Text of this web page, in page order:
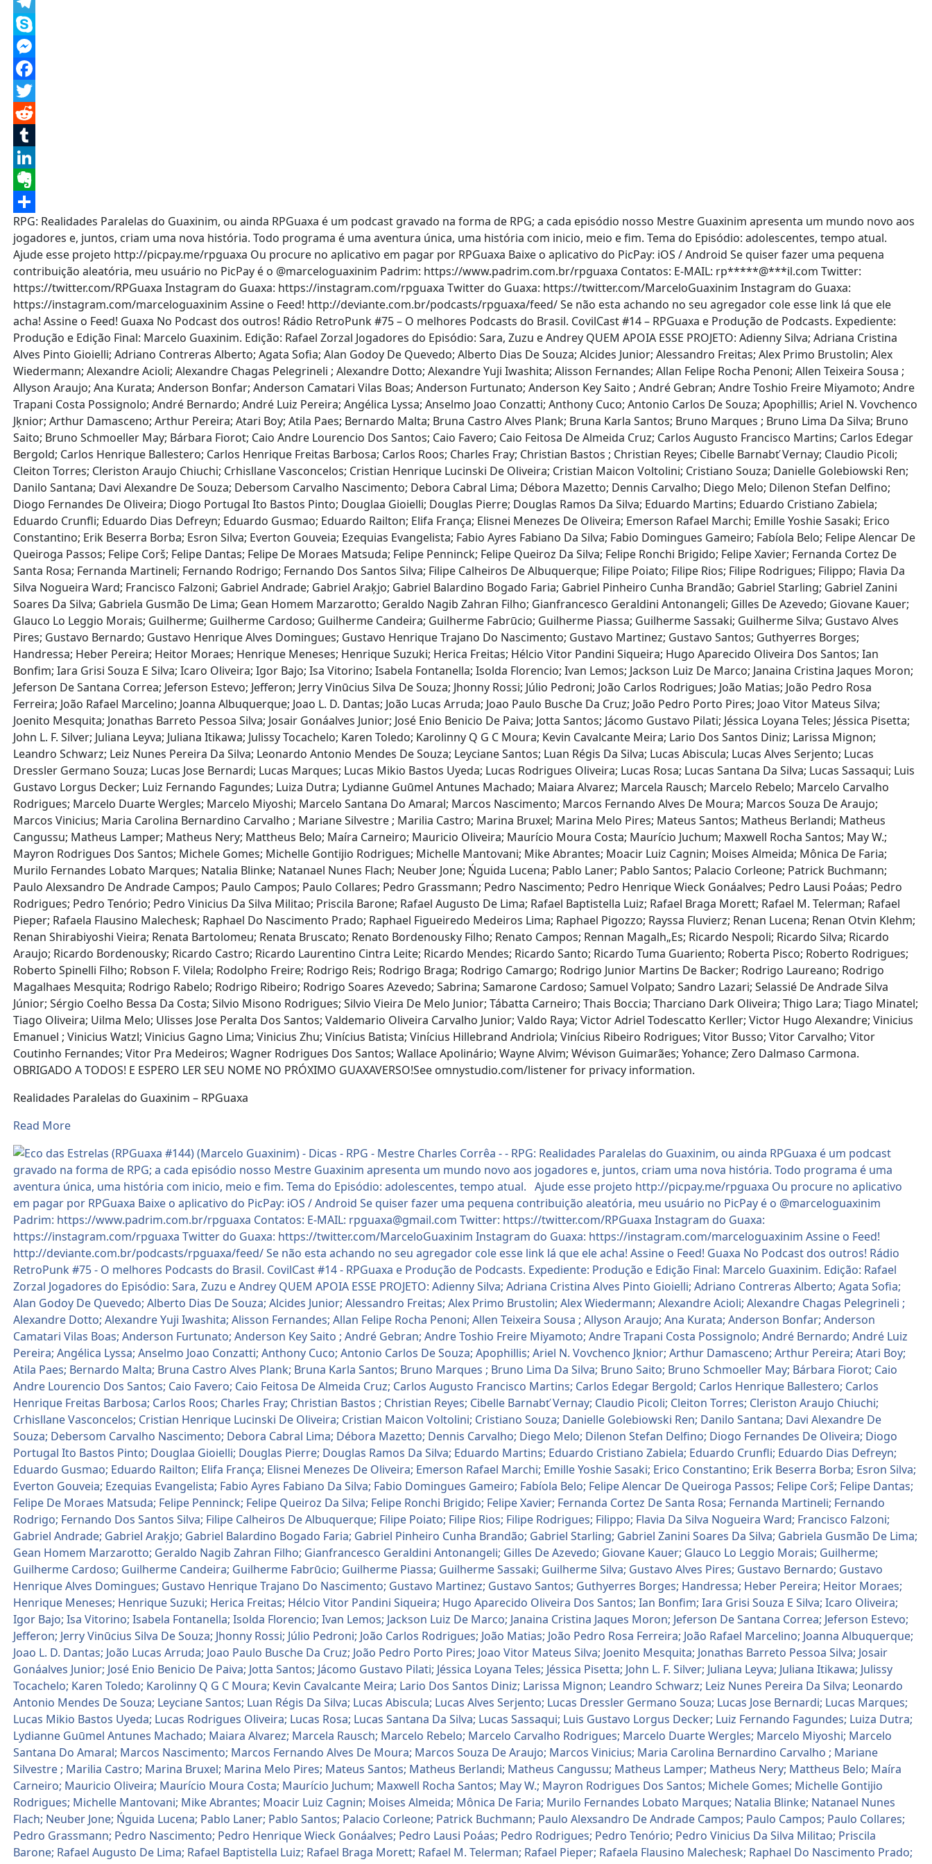
Telegram
Skype
Messenger
Facebook
Twitter
Reddit
Tumblr
LinkedIn
Evernote
Share
RPG: Realidades Paralelas do Guaxinim, ou ainda RPGuaxa é um podcast gravado na forma de RPG; a cada episódio nosso Mestre Guaxinim apresenta um mundo novo aos
jogadores e, juntos, criam uma nova história. Todo programa é uma aventura única, uma história com inicio, meio e fim. Tema do Episódio: adolescentes, tempo atual.
Ajude esse projeto http://picpay.me/rpguaxa Ou procure no aplicativo em pagar por RPGuaxa Baixe o aplicativo do PicPay: iOS / Android Se quiser fazer uma pequena
contribuição aleatória, meu usuário no PicPay é o @marceloguaxinim Padrim: https://www.padrim.com.br/rpguaxa Contatos: E-MAIL: rp*****@***il.com Twitter:
https://twitter.com/RPGuaxa Instagram do Guaxa: https://instagram.com/rpguaxa Twitter do Guaxa: https://twitter.com/MarceloGuaxinim Instagram do Guaxa:
https://instagram.com/marceloguaxinim Assine o Feed! http://deviante.com.br/podcasts/rpguaxa/feed/ Se não esta achando no seu agregador cole esse link lá que ele
acha! Assine o Feed! Guaxa No Podcast dos outros! Rádio RetroPunk #75 – O melhores Podcasts do Brasil. CovilCast #14 – RPGuaxa e Produção de Podcasts. Expediente:
Produção e Edição Final: Marcelo Guaxinim. Edição: Rafael Zorzal Jogadores do Episódio: Sara, Zuzu e Andrey QUEM APOIA ESSE PROJETO: Adienny Silva; Adriana Cristina
Alves Pinto Gioielli; Adriano Contreras Alberto; Agata Sofia; Alan Godoy De Quevedo; Alberto Dias De Souza; Alcides Junior; Alessandro Freitas; Alex Primo Brustolin; Alex
Wiedermann; Alexandre Acioli; Alexandre Chagas Pelegrineli ; Alexandre Dotto; Alexandre Yuji Iwashita; Alisson Fernandes; Allan Felipe Rocha Penoni; Allen Teixeira Sousa ;
Allyson Araujo; Ana Kurata; Anderson Bonfar; Anderson Camatari Vilas Boas; Anderson Furtunato; Anderson Key Saito ; André Gebran; Andre Toshio Freire Miyamoto; Andre
Trapani Costa Possignolo; André Bernardo; André Luiz Pereira; Angélica Lyssa; Anselmo Joao Conzatti; Anthony Cuco; Antonio Carlos De Souza; Apophillis; Ariel N. Vovchenco
Jķnior; Arthur Damasceno; Arthur Pereira; Atari Boy; Atila Paes; Bernardo Malta; Bruna Castro Alves Plank; Bruna Karla Santos; Bruno Marques ; Bruno Lima Da Silva; Bruno
Saito; Bruno Schmoeller May; Bárbara Fiorot; Caio Andre Lourencio Dos Santos; Caio Favero; Caio Feitosa De Almeida Cruz; Carlos Augusto Francisco Martins; Carlos Edegar
Bergold; Carlos Henrique Ballestero; Carlos Henrique Freitas Barbosa; Carlos Roos; Charles Fray; Christian Bastos ; Christian Reyes; Cibelle Barnabť Vernay; Claudio Picoli;
Cleiton Torres; Cleriston Araujo Chiuchi; Crhisllane Vasconcelos; Cristian Henrique Lucinski De Oliveira; Cristian Maicon Voltolini; Cristiano Souza; Danielle Golebiowski Ren;
Danilo Santana; Davi Alexandre De Souza; Debersom Carvalho Nascimento; Debora Cabral Lima; Débora Mazetto; Dennis Carvalho; Diego Melo; Dilenon Stefan Delfino;
Diogo Fernandes De Oliveira; Diogo Portugal Ito Bastos Pinto; Douglaa Gioielli; Douglas Pierre; Douglas Ramos Da Silva; Eduardo Martins; Eduardo Cristiano Zabiela;
Eduardo Crunfli; Eduardo Dias Defreyn; Eduardo Gusmao; Eduardo Railton; Elifa França; Elisnei Menezes De Oliveira; Emerson Rafael Marchi; Emille Yoshie Sasaki; Erico
Constantino; Erik Beserra Borba; Esron Silva; Everton Gouveia; Ezequias Evangelista; Fabio Ayres Fabiano Da Silva; Fabio Domingues Gameiro; Fabíola Belo; Felipe Alencar De
Queiroga Passos; Felipe Corš; Felipe Dantas; Felipe De Moraes Matsuda; Felipe Penninck; Felipe Queiroz Da Silva; Felipe Ronchi Brigido; Felipe Xavier; Fernanda Cortez De
Santa Rosa; Fernanda Martineli; Fernando Rodrigo; Fernando Dos Santos Silva; Filipe Calheiros De Albuquerque; Filipe Poiato; Filipe Rios; Filipe Rodrigues; Filippo; Flavia Da
Silva Nogueira Ward; Francisco Falzoni; Gabriel Andrade; Gabriel Araķjo; Gabriel Balardino Bogado Faria; Gabriel Pinheiro Cunha Brandão; Gabriel Starling; Gabriel Zanini
Soares Da Silva; Gabriela Gusmão De Lima; Gean Homem Marzarotto; Geraldo Nagib Zahran Filho; Gianfrancesco Geraldini Antonangeli; Gilles De Azevedo; Giovane Kauer;
Glauco Lo Leggio Morais; Guilherme; Guilherme Cardoso; Guilherme Candeira; Guilherme Fabrūcio; Guilherme Piassa; Guilherme Sassaki; Guilherme Silva; Gustavo Alves
Pires; Gustavo Bernardo; Gustavo Henrique Alves Domingues; Gustavo Henrique Trajano Do Nascimento; Gustavo Martinez; Gustavo Santos; Guthyerres Borges;
Handressa; Heber Pereira; Heitor Moraes; Henrique Meneses; Henrique Suzuki; Herica Freitas; Hélcio Vitor Pandini Siqueira; Hugo Aparecido Oliveira Dos Santos; Ian
Bonfim; Iara Grisi Souza E Silva; Icaro Oliveira; Igor Bajo; Isa Vitorino; Isabela Fontanella; Isolda Florencio; Ivan Lemos; Jackson Luiz De Marco; Janaina Cristina Jaques Moron;
Jeferson De Santana Correa; Jeferson Estevo; Jefferon; Jerry Vinūcius Silva De Souza; Jhonny Rossi; Júlio Pedroni; João Carlos Rodrigues; João Matias; João Pedro Rosa
Ferreira; João Rafael Marcelino; Joanna Albuquerque; Joao L. D. Dantas; João Lucas Arruda; Joao Paulo Busche Da Cruz; João Pedro Porto Pires; Joao Vitor Mateus Silva;
Joenito Mesquita; Jonathas Barreto Pessoa Silva; Josair Gonáalves Junior; José Enio Benicio De Paiva; Jotta Santos; Jácomo Gustavo Pilati; Jéssica Loyana Teles; Jéssica Pisetta;
John L. F. Silver; Juliana Leyva; Juliana Itikawa; Julissy Tocachelo; Karen Toledo; Karolinny Q G C Moura; Kevin Cavalcante Meira; Lario Dos Santos Diniz; Larissa Mignon;
Leandro Schwarz; Leiz Nunes Pereira Da Silva; Leonardo Antonio Mendes De Souza; Leyciane Santos; Luan Régis Da Silva; Lucas Abiscula; Lucas Alves Serjento; Lucas
Dressler Germano Souza; Lucas Jose Bernardi; Lucas Marques; Lucas Mikio Bastos Uyeda; Lucas Rodrigues Oliveira; Lucas Rosa; Lucas Santana Da Silva; Lucas Sassaqui; Luis
Gustavo Lorgus Decker; Luiz Fernando Fagundes; Luiza Dutra; Lydianne Guūmel Antunes Machado; Maiara Alvarez; Marcela Rausch; Marcelo Rebelo; Marcelo Carvalho
Rodrigues; Marcelo Duarte Wergles; Marcelo Miyoshi; Marcelo Santana Do Amaral; Marcos Nascimento; Marcos Fernando Alves De Moura; Marcos Souza De Araujo;
Marcos Vinicius; Maria Carolina Bernardino Carvalho ; Mariane Silvestre ; Marilia Castro; Marina Bruxel; Marina Melo Pires; Mateus Santos; Matheus Berlandi; Matheus
Cangussu; Matheus Lamper; Matheus Nery; Mattheus Belo; Maíra Carneiro; Mauricio Oliveira; Maurício Moura Costa; Maurício Juchum; Maxwell Rocha Santos; May W.;
Mayron Rodrigues Dos Santos; Michele Gomes; Michelle Gontijio Rodrigues; Michelle Mantovani; Mike Abrantes; Moacir Luiz Cagnin; Moises Almeida; Mônica De Faria;
Murilo Fernandes Lobato Marques; Natalia Blinke; Natanael Nunes Flach; Neuber Jone; Ńguida Lucena; Pablo Laner; Pablo Santos; Palacio Corleone; Patrick Buchmann;
Paulo Alexsandro De Andrade Campos; Paulo Campos; Paulo Collares; Pedro Grassmann; Pedro Nascimento; Pedro Henrique Wieck Gonáalves; Pedro Lausi Poáas; Pedro
Rodrigues; Pedro Tenório; Pedro Vinicius Da Silva Militao; Priscila Barone; Rafael Augusto De Lima; Rafael Baptistella Luiz; Rafael Braga Morett; Rafael M. Telerman; Rafael
Pieper; Rafaela Flausino Malechesk; Raphael Do Nascimento Prado; Raphael Figueiredo Medeiros Lima; Raphael Pigozzo; Rayssa Fluvierz; Renan Lucena; Renan Otvin Klehm;
Renan Shirabiyoshi Vieira; Renata Bartolomeu; Renata Bruscato; Renato Bordenousky Filho; Renato Campos; Rennan Magalh„Es; Ricardo Nespoli; Ricardo Silva; Ricardo
Araujo; Ricardo Bordenousky; Ricardo Castro; Ricardo Laurentino Cintra Leite; Ricardo Mendes; Ricardo Santo; Ricardo Tuma Guariento; Roberta Pisco; Roberto Rodrigues;
Roberto Spinelli Filho; Robson F. Vilela; Rodolpho Freire; Rodrigo Reis; Rodrigo Braga; Rodrigo Camargo; Rodrigo Junior Martins De Backer; Rodrigo Laureano; Rodrigo
Magalhaes Mesquita; Rodrigo Rabelo; Rodrigo Ribeiro; Rodrigo Soares Azevedo; Sabrina; Samarone Cardoso; Samuel Volpato; Sandro Lazari; Selassié De Andrade Silva
Júnior; Sérgio Coelho Bessa Da Costa; Silvio Misono Rodrigues; Silvio Vieira De Melo Junior; Tábatta Carneiro; Thais Boccia; Tharciano Dark Oliveira; Thigo Lara; Tiago Minatel;
Tiago Oliveira; Uilma Melo; Ulisses Jose Peralta Dos Santos; Valdemario Oliveira Carvalho Junior; Valdo Raya; Victor Adriel Todescatto Kerller; Victor Hugo Alexandre; Vinicius
Emanuel ; Vinicius Watzl; Vinicius Gagno Lima; Vinicius Zhu; Vinícius Batista; Vinícius Hillebrand Andriola; Vinícius Ribeiro Rodrigues; Vitor Busso; Vitor Carvalho; Vitor
Coutinho Fernandes; Vitor Pra Medeiros; Wagner Rodrigues Dos Santos; Wallace Apolinário; Wayne Alvim; Wévison Guimarães; Yohance; Zero Dalmaso Carmona.
OBRIGADO A TODOS! E ESPERO LER SEU NOME NO PRÓXIMO GUAXAVERSO!See omnystudio.com/listener for privacy information.
Realidades Paralelas do Guaxinim – RPGuaxa
Read More